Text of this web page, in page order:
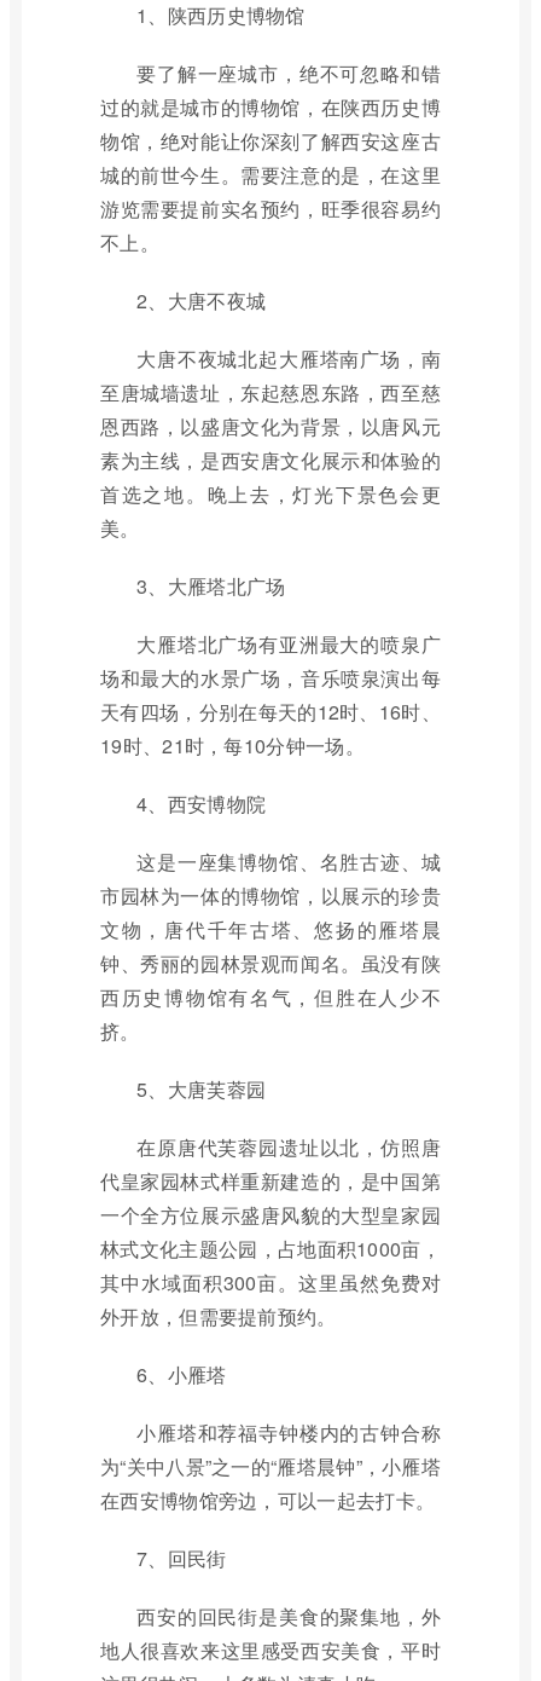
1、陕西历史博物馆
要了解一座城市，绝不可忽略和错
过的就是城市的博物馆，在陕西历史博
物馆，绝对能让你深刻了解西安这座古
城的前世今生。需要注意的是，在这里
游览需要提前实名预约，旺季很容易约
不上。
2、大唐不夜城
大唐不夜城北起大雁塔南广场，南
至唐城墙遗址，东起慈恩东路，西至慈
恩西路，以盛唐文化为背景，以唐风元
素为主线，是西安唐文化展示和体验的
首选之地。晚上去，灯光下景色会更
美。
3、大雁塔北广场
大雁塔北广场有亚洲最大的喷泉广
场和最大的水景广场，音乐喷泉演出每
天有四场，分别在每天的12时、16时、
19时、21时，每10分钟一场。
4、西安博物院
这是一座集博物馆、名胜古迹、城
市园林为一体的博物馆，以展示的珍贵
文物，唐代千年古塔、悠扬的雁塔晨
钟、秀丽的园林景观而闻名。虽没有陕
西历史博物馆有名气，但胜在人少不
挤。
5、大唐芙蓉园
在原唐代芙蓉园遗址以北，仿照唐
代皇家园林式样重新建造的，是中国第
一个全方位展示盛唐风貌的大型皇家园
林式文化主题公园，占地面积1000亩，
其中水域面积300亩。这里虽然免费对
外开放，但需要提前预约。
6、小雁塔
小雁塔和荐福寺钟楼内的古钟合称
为“关中八景”之一的“雁塔晨钟”，小雁塔
在西安博物馆旁边，可以一起去打卡。
7、回民街
西安的回民街是美食的聚集地，外
地人很喜欢来这里感受西安美食，平时